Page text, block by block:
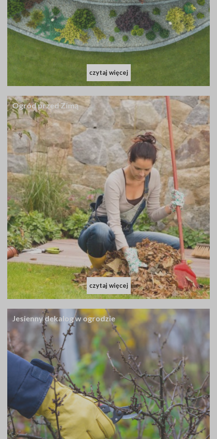
czytaj więcej
Ogród przed Zimą
czytaj więcej
Jesienny dekalog w ogrodzie